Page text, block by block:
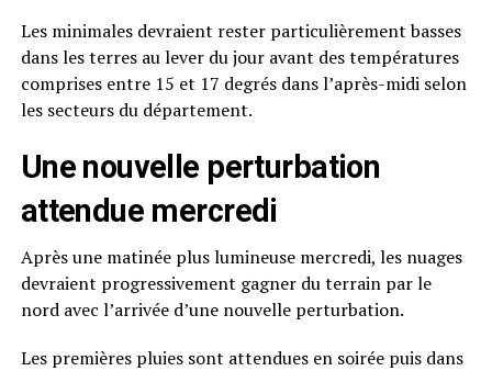
Les minimales devraient rester particulièrement basses
dans les terres au lever du jour avant des températures
comprises entre 15 et 17 degrés dans l’après-midi selon
les secteurs du département.
Une nouvelle perturbation
attendue mercredi
Après une matinée plus lumineuse mercredi, les nuages
devraient progressivement gagner du terrain par le
nord avec l’arrivée d’une nouvelle perturbation.
Les premières pluies sont attendues en soirée puis dans